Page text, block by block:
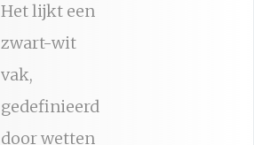
Het lijkt een
zwart-wit
vak,
gedefinieerd
door wetten